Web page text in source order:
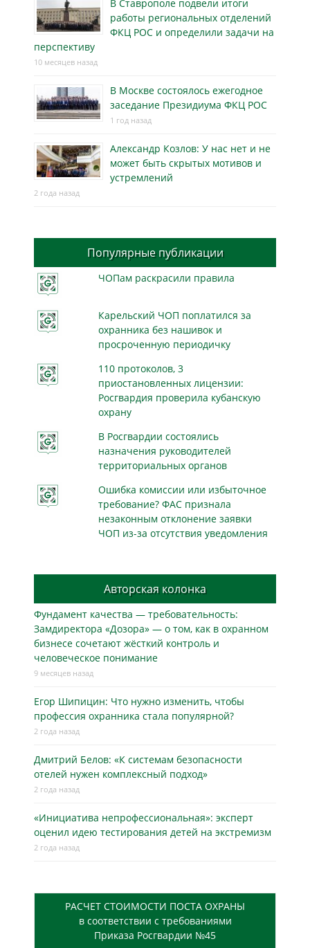
В Ставрополе подвели итоги
работы региональных отделений
ФКЦ РОС и определили задачи на
перспективу
10 месяцев назад
В Москве состоялось ежегодное
заседание Президиума ФКЦ РОС
1 год назад
Александр Козлов: У нас нет и не
может быть скрытых мотивов и
устремлений
2 года назад
Популярные публикации
ЧОПам раскрасили правила
Карельский ЧОП поплатился за
охранника без нашивок и
просроченную периодичку
110 протоколов, 3
приостановленных лицензии:
Росгвардия проверила кубанскую
охрану
В Росгвардии состоялись
назначения руководителей
территориальных органов
Ошибка комиссии или избыточное
требование? ФАС признала
незаконным отклонение заявки
ЧОП из-за отсутствия уведомления
Авторская колонка
Фундамент качества — требовательность:
Замдиректора «Дозора» — о том, как в охранном
бизнесe сочетают жёсткий контроль и
человеческое понимание
9 месяцев назад
Егор Шипицин: Что нужно изменить, чтобы
профессия охранника стала популярной?
2 года назад
Дмитрий Белов: «К системам безопасности
отелей нужен комплексный подход»
2 года назад
«Инициатива непрофессиональная»: эксперт
оценил идею тестирования детей на экстремизм
2 года назад
РАСЧЕТ СТОИМОСТИ ПОСТА ОХРАНЫ
в соответствии с требованиями
Приказа Росгвардии №45